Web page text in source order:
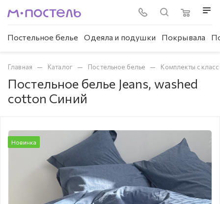
Постельное белье Одеяла и подушки Покрывала
Главная — Каталог — Постельное белье — Комплекты с
Постельное белье Jeans, washed
cotton Синий
Новинка